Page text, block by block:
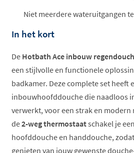
Niet meerdere wateruitgangen
In het kort
De Hotbath Ace inbouw
een stijlvolle en functionele
badkamer. Deze complete set heeft
inbouwhoofddouche die naadloos
verwerkt, voor een strak en modern
de2-weg thermostaatschakel je
hoofddouche en handdouche,
genieten van jouw gewenste